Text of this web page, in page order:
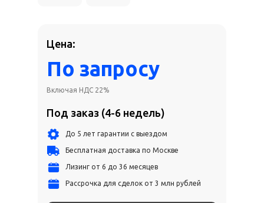
Цена:
Под заказ (4-6 недель)
По запросу
Включая НДС 22%
До 5 лет гарантии с выездом
Бесплатная доставка по Москве
Лизинг от 6 до 36 месяцев
Рассрочка для сделок от 3 млн рублей